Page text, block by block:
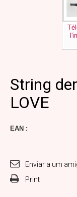
String
LOVE
EAN :
Enviar a um
Print